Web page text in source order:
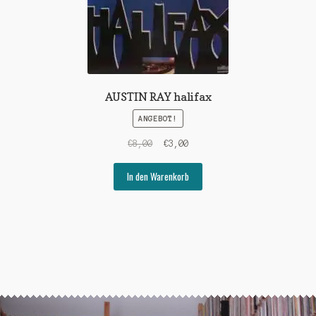
AUSTIN RAY halifax
ANGEBOT!
€8,00
Ursprünglicher
war:
€8,00
€3,00Aktueller
ist:
€3,00.
In den Warenkorb